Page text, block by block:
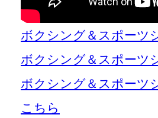
ボクシング＆スポーツ
ボクシング＆スポーツ
ボクシング＆スポーツ
こちら